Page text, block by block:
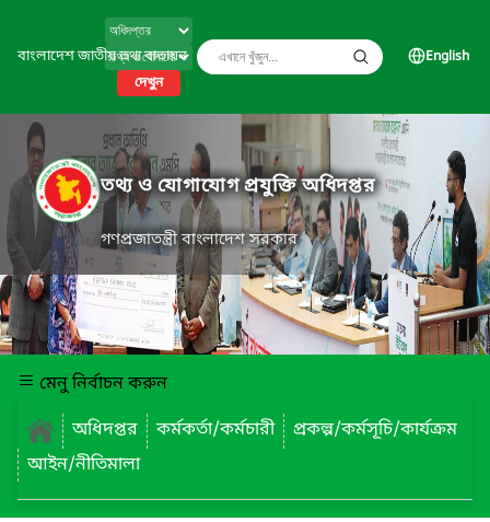
বাংলাদেশ জাতীয় তথ্য বাতায়ন
দেখুন
English
তথ্য ও যোগাযোগ প্রযুক্তি অধিদপ্তর
গণপ্রজাতন্ত্রী বাংলাদেশ সরকার
মেনু নির্বাচন করুন
অধিদপ্তর
কর্মকর্তা/কর্মচারী
প্রকল্প/কর্মসূচি/কার্যক্রম
আইন/নীতিমালা